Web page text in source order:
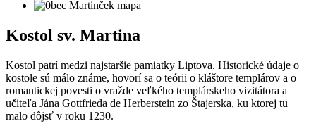
Kostol sv. Martina
Kostol patrí medzi najstaršie pamiatky Liptova. Historické údaje o
kostole sú málo známe, hovorí sa o teórii o kláštore templárov a o
romantickej povesti o vražde veľkého templárskeho vizitátora a
učiteľa Jána Gottfrieda de Herberstein zo Štajerska, ku ktorej tu
malo dôjsť v roku 1230.